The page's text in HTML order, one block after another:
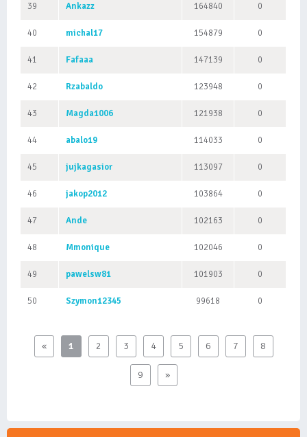
39 Ankazz 164840 0
40 michal17 154879 0
41 Fafaaa 147139 0
42 Rzabaldo 123948 0
43 Magda1006 121938 0
44 abalo19 114033 0
45 jujkagasior 113097 0
46 jakop2012 103864 0
47 Ande 102163 0
48 Mmonique 102046 0
49 pawelsw81 101903 0
50 Szymon12345 99618 0
« 1 2 3 4 5 6 7 8
9 »